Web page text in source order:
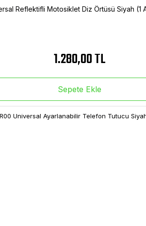
Reflektifli Motosiklet Diz Örtüsü Siyah
1.280,00 TL
Sepete Ekle